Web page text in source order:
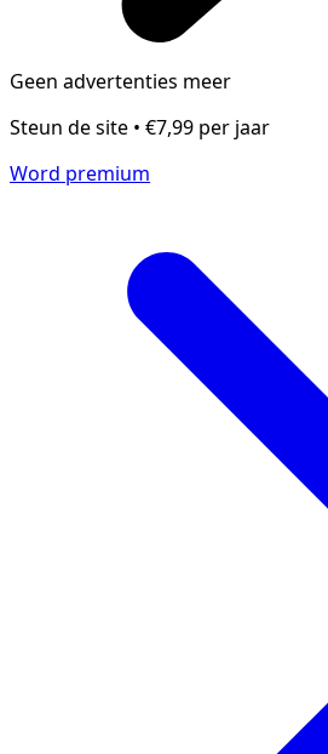
Geen advertenties meer
Steun de site • €7,99 per jaar
Word premium